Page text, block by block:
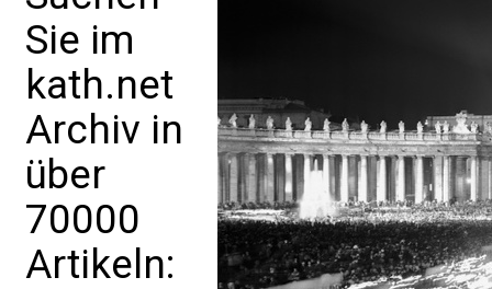
Sie im
kath.net
Archiv in
über
70000
Artikeln: